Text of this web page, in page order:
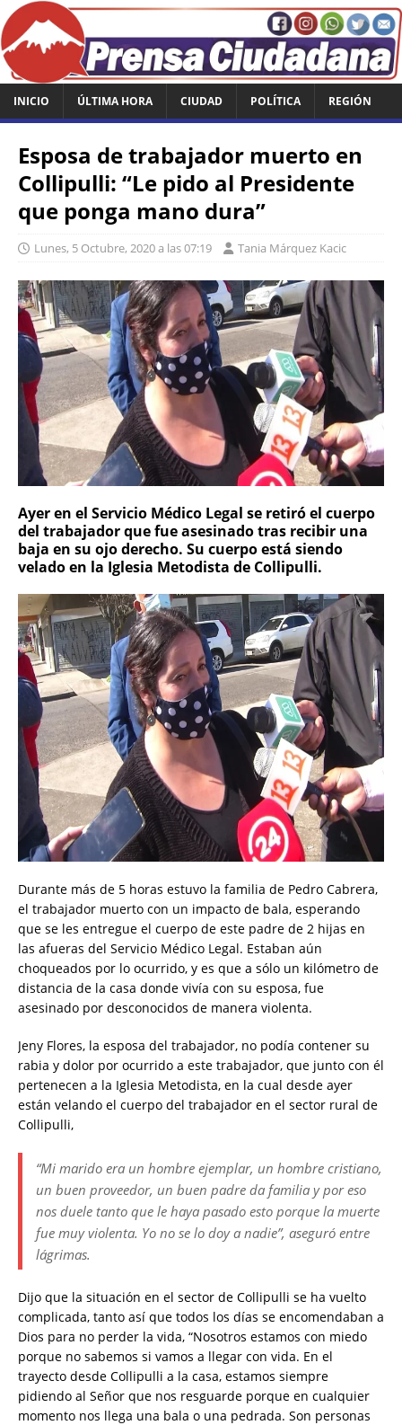
INICIO ÚLTIMA HORA CIUDAD POLÍTICA REGIÓN
Esposa de trabajador muerto en
Collipulli: “Le pido al Presidente
que ponga mano dura”
Lunes, 5 Octubre, 2020 a las 07:19 Tania Márquez Kacic
Ayer en el Servicio Médico Legal se retiró el cuerpo
del trabajador que fue asesinado tras recibir una
baja en su ojo derecho. Su cuerpo está siendo
velado en la Iglesia Metodista de Collipulli.
Durante más de 5 horas estuvo la familia de Pedro Cabrera,
el trabajador muerto con un impacto de bala, esperando
que se les entregue el cuerpo de este padre de 2 hijas en
las afueras del Servicio Médico Legal. Estaban aún
choqueados por lo ocurrido, y es que a sólo un kilómetro de
distancia de la casa donde vivía con su esposa, fue
asesinado por desconocidos de manera violenta.
Jeny Flores, la esposa del trabajador, no podía contener su
rabia y dolor por ocurrido a este trabajador, que junto con él
pertenecen a la Iglesia Metodista, en la cual desde ayer
están velando el cuerpo del trabajador en el sector rural de
Collipulli,
“Mi marido era un hombre ejemplar, un hombre cristiano,
un buen proveedor, un buen padre da familia y por eso
nos duele tanto que le haya pasado esto porque la muerte
fue muy violenta. Yo no se lo doy a nadie”, aseguró entre
lágrimas.
Dijo que la situación en el sector de Collipulli se ha vuelto
complicada, tanto así que todos los días se encomendaban a
Dios para no perder la vida, “Nosotros estamos con miedo
porque no sabemos si vamos a llegar con vida. En el
trayecto desde Collipulli a la casa, estamos siempre
pidiendo al Señor que nos resguarde porque en cualquier
momento nos llega una bala o una pedrada. Son personas